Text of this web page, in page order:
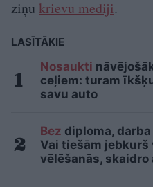
ziņu krievu mediji.
LASĪTĀKIE
Nosaukti
ceļiem: turam
savu auto
Bez diploma,
Vai tiešām jebkurš
vēlēšanās, skaidro